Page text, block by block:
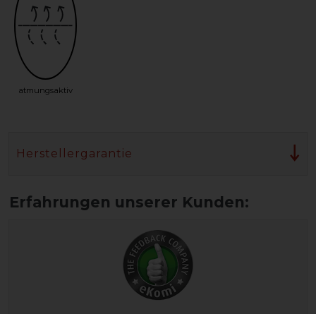
atmungsaktiv
Herstellergarantie